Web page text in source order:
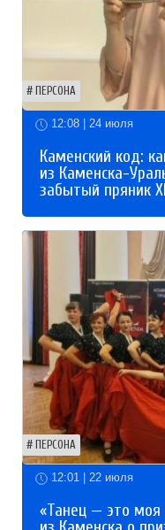
ПЕРСОНА
12:08 | 24 июля
Каменский код:
из Каменска-
забытый пряник
ПЕРСОНА
12:01 | 22 июля
«Танец — это моя